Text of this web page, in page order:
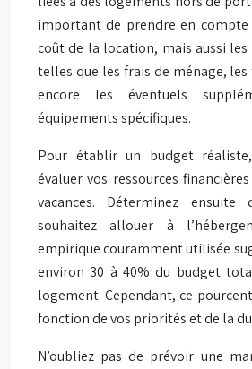
important de prendre en
coût de la location, mais aussi les
telles que les frais de ménage, les
encore les éventuels
équipements spécifiques.
Pour établir un budget
évaluer vos ressources
vacances. Déterminez
souhaitez allouer à
empirique couramment utilisée
environ 30 à 40% du budget
logement. Cependant, ce
fonction de vos priorités et de la
N’oubliez pas de prévoir une